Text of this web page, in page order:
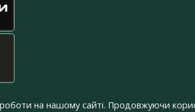
на нашому сайті. Продовжуючи